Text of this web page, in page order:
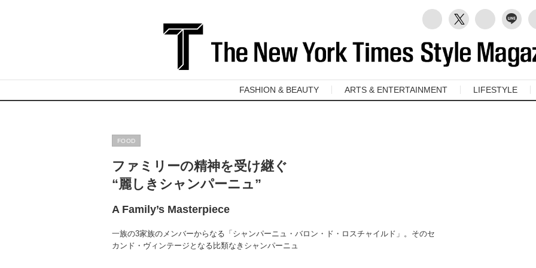
FASHION & BEAUTY ARTS & ENTERTAINMENT LIFESTYLE
FOOD
ファミリーの精神を受け継ぐ
“麗しきシャンパーニュ”
A Family’s Masterpiece
一族の3家族のメンバーからなる「シャンパーニュ・バロン・ド・ロスチャイルド」。そのセ
カンド・ヴィンテージとなる比類なきシャンパーニュ